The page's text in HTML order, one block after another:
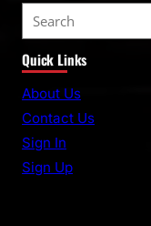
e
a
r
c
Quick Links
About Us
Contact Us
Sign In
Sign Up